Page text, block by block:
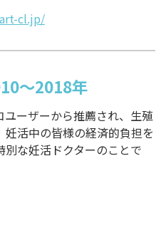
cl.jp/
～2018年
ユーザーから推薦され、生殖
活中の皆様の経済的負担を
な妊活ドクターのことで